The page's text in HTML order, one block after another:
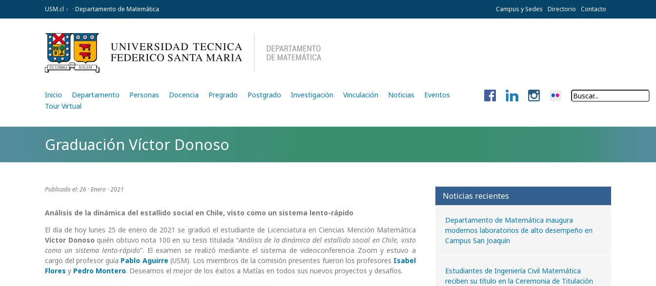
USM.cl · Departamento de Matemática Campus y Sedes Directorio Contacto
Inicio Departamento Personas Docencia Pregrado Postgrado Investigación Vinculación Noticias
Eventos
Tour Virtual
Graduación Víctor Donoso
Publicado el: 26 · Enero · 2021
Análisis de la dinámica del estallido social en Chile, visto como un sistema lento-rápido
El día de hoy lunes 25 de enero de 2021 se graduó el estudiante de Licenciatura en Ciencias Mención Matemática
Víctor Donoso quién obtuvo nota 100 en su tesis titulada “Análisis de la dinámica del estallido social en Chile, visto
como un sistema lento-rápido”. El examen se realizó mediante el sistema de videoconferencia Zoom y estuvo a
cargo del profesor guía Pablo Aguirre (USM). Los miembros de la comisión presentes fueron los profesores Isabel
Flores y Pedro Montero. Deseamos el mejor de los éxitos a Matías en todos sus nuevos proyectos y desafíos.
Noticias recientes
Departamento de Matemática inaugura
modernos laboratorios de alto desempeño en
Campus San Joaquín
Estudiantes de Ingeniería Civil Matemática
reciben su título en la Ceremonia de Titulación